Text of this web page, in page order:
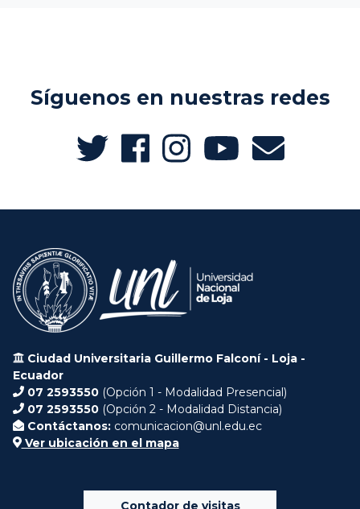
Síguenos en nuestras redes
Ciudad Universitaria Guillermo Falconí - Loja -
Ecuador
07 2593550 (Opción 1 - Modalidad Presencial)
07 2593550 (Opción 2 - Modalidad Distancia)
Contáctanos: comunicacion@unl.edu.ec
Ver ubicación en el mapa
Contador de visitas